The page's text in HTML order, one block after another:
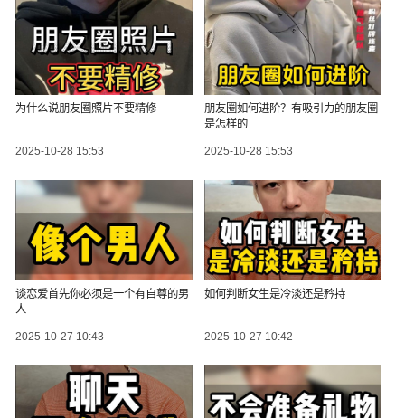
为什么说朋友圈照片不要精修
2025-10-28 15:53
朋友圈如何进阶？有吸引力的朋友圈
是怎样的
2025-10-28 15:53
谈恋爱首先你必须是一个有自尊的男
人
2025-10-27 10:43
如何判断女生是冷淡还是矜持
2025-10-27 10:42